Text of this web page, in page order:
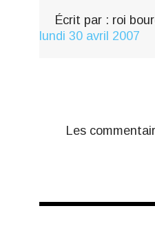
Écrit par : roi
lundi 30 avril 2007
Les